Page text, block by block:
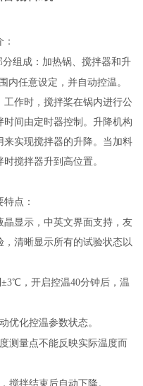
组成：加热锅、搅拌器和升
内任意设定，并自动控温。
作时，搅拌桨在锅内进行公
间由定时器控制。升降机构
实现搅拌器的升降。当加料
搅拌器升到高位置。
点：
晶显示，中英文界面支持，友
清晰显示所有的试验状态以
，开启控温40分钟后，温
优化控温参数状态。
测量点不能反映实际温度而
搅拌结束后自动下降。